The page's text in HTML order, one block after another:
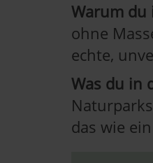
Warum du
ohne
echte,
Was du in
das wie